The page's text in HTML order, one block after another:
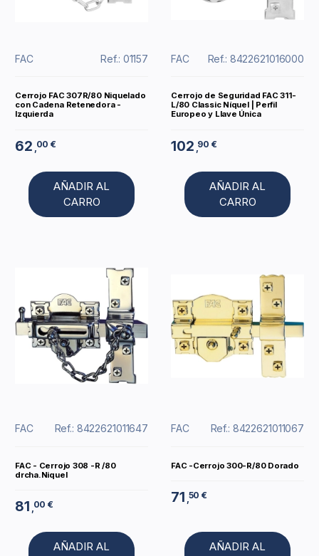
FAC Ref.: 01157
Cerrojo FAC 307R/80 Niquelado
con Cadena Retenedora -
Izquierda
62 00 €
AÑADIR AL
CARRO
FAC Ref.: 8422621016000
Cerrojo de Seguridad FAC 311-
L/80 Classic Níquel | Perfil
Europeo y Llave Única
102 ,90 €
AÑADIR AL
CARRO
FAC Ref.: 8422621011647
FAC - Cerrojo 308 -R /80
drcha.Niquel
81 ,00 €
AÑADIR AL
FAC Ref.: 8422621011067
FAC -Cerrojo 300-R/80 Dorado
71 ,50 €
AÑADIR AL